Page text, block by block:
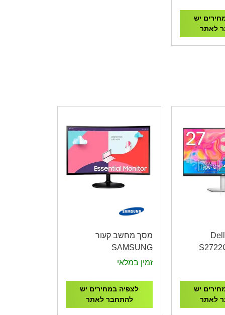
יש
לאתר
מסך מחשב Dell
USB-C 27"
יש
לאתר
מסך מחשב קעור
SAMSUNG
S27C360EAM 27"
VGA HDMI
זמין במלאי
לצפיה במחירים יש
להתחבר לאתר